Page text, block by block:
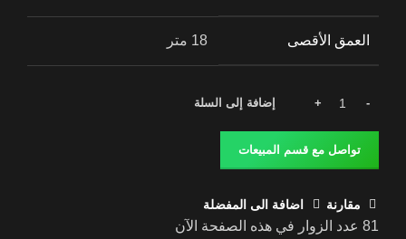
العمق الأقصى 18 متر
إضافة إلى السلة
تواصل مع قسم المبيعات
مقارنة اضافة الى المفضلة
81 عدد الزوار في هذه الصفحة الآن